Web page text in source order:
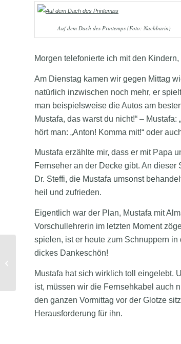
Auf dem Dach des Printemps (Foto: Nachbarin)
Morgen telefonierte ich mit den Kindern,
Am Dienstag kamen wir gegen Mittag
natürlich inzwischen noch mehr, er
man beispielsweise die Autos am
Mustafa, das warst du nicht!“ –
hört man: „Anton! Komma mit!“ oder
Mustafa erzählte mir, dass er mit Papa
Fernseher an der Decke gibt. An
Dr. Steffi, die Mustafa umsonst
heil und zufrieden.
Eigentlich war der Plan, Mustafa mit
Vorschullehrerin im letzten Moment
spielen, ist er heute zum Schnuppern
dickes Dankeschön!
Mustafa hat sich wirklich toll eingelebt.
ist, müssen wir die Fernsehkabel auch
den ganzen Vormittag vor der Glotze
Herausforderung für ihn.